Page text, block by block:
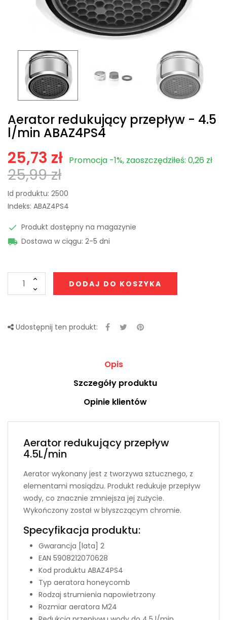
Aerator redukujący przepływ - 4.5
l/min ABAZ4PS4
25,73 zł Promocja -1%, zaoszczędziłeś: 0,26 zł
25,99 zł
Id produktu: 2500
Indeks: ABAZ4PS4
 Produkt dostępny na magazynie
 Dostawa w ciągu: 2-5 dni
DODAJ DO KOSZYKA
Udostępnij ten produkt:
Opis
Szczegóły produktu
Opinie klientów
Aerator redukujący przepływ
4.5L/min
Aerator wykonany jest z tworzywa sztucznego, z
elementami mosiądzu. Produkt redukuje przepływ
wody, co znacznie zmniejsza jej zużycie.
Wykończony został w błyszczącym chromie.
Specyfikacja produktu:
Gwarancja [lata] 2
EAN 5908212070628
Kod produktu ABAZ4PS4
Typ aeratora honeycomb
Rodzaj strumienia napowietrzony
Rozmiar aeratora M24